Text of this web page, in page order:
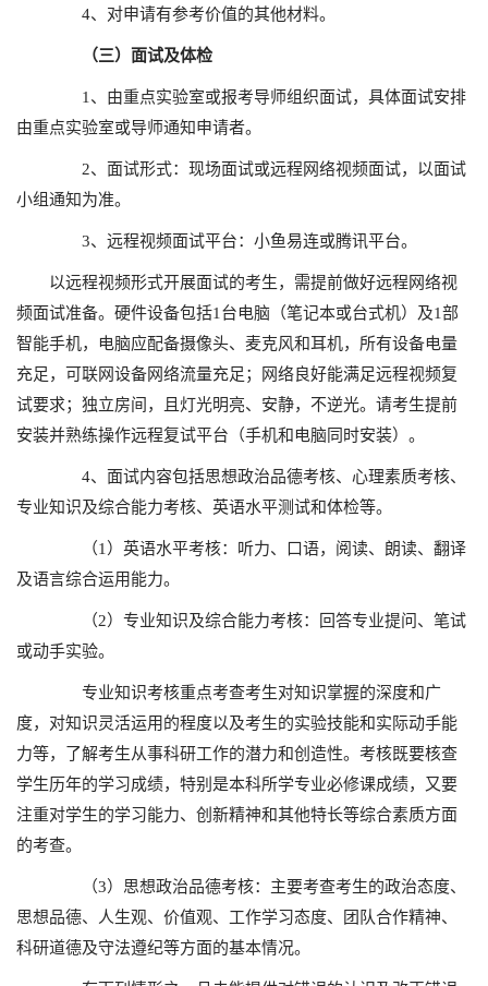
4、对申请有参考价值的其他材料。
（三）面试及体检
1、由重点实验室或报考导师组织面试，具体面试安排
由重点实验室或导师通知申请者。
2、面试形式：现场面试或远程网络视频面试，以面试
小组通知为准。
3、远程视频面试平台：小鱼易连或腾讯平台。
以远程视频形式开展面试的考生，需提前做好远程网络视
频面试准备。硬件设备包括1台电脑（笔记本或台式机）及1部
智能手机，电脑应配备摄像头、麦克风和耳机，所有设备电量
充足，可联网设备网络流量充足；网络良好能满足远程视频复
试要求；独立房间，且灯光明亮、安静，不逆光。请考生提前
安装并熟练操作远程复试平台（手机和电脑同时安装）。
4、面试内容包括思想政治品德考核、心理素质考核、
专业知识及综合能力考核、英语水平测试和体检等。
（1）英语水平考核：听力、口语，阅读、朗读、翻译
及语言综合运用能力。
（2）专业知识及综合能力考核：回答专业提问、笔试
或动手实验。
专业知识考核重点考查考生对知识掌握的深度和广
度，对知识灵活运用的程度以及考生的实验技能和实际动手能
力等，了解考生从事科研工作的潜力和创造性。考核既要核查
学生历年的学习成绩，特别是本科所学专业必修课成绩，又要
注重对学生的学习能力、创新精神和其他特长等综合素质方面
的考查。
（3）思想政治品德考核：主要考查考生的政治态度、
思想品德、人生观、价值观、工作学习态度、团队合作精神、
科研道德及守法遵纪等方面的基本情况。